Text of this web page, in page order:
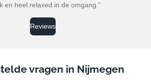
en heel relaxed in de omgang.”
Reviews
vragen in Nijmegen